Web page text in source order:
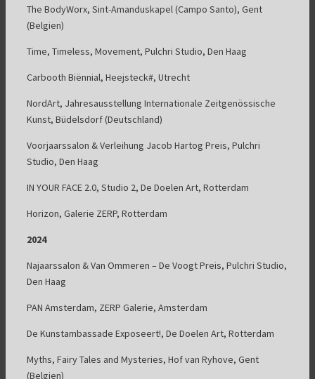
The BodyWorx, Sint-Amanduskapel (Campo Santo), Gent
(Belgien)
Time, Timeless, Movement, Pulchri Studio, Den Haag
Carbooth Biënnial, Heejsteck#, Utrecht
NordArt, Jahresausstellung Internationale Zeitgenössische
Kunst, Büdelsdorf (Deutschland)
Voorjaarssalon & Verleihung Jacob Hartog Preis, Pulchri
Studio, Den Haag
IN YOUR FACE 2.0, Studio 2, De Doelen Art, Rotterdam
Horizon, Galerie ZERP, Rotterdam
2024
Najaarssalon & Van Ommeren – De Voogt Preis, Pulchri Studio,
Den Haag
PAN Amsterdam, ZERP Galerie, Amsterdam
De Kunstambassade Exposeert!, De Doelen Art, Rotterdam
Myths, Fairy Tales and Mysteries, Hof van Ryhove, Gent
(Belgien)